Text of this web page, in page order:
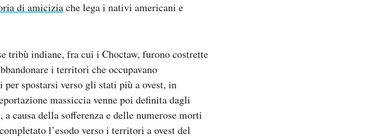
di amiciziache lega i nativi americani e
tribù indiane, fra cui i Choctaw, furono costrette
i territori che occupavano
spostarsi verso gli stati più a ovest, in
massiccia venne poi definita dagli
causa della sofferenza e delle numerose morti
l’esodo verso i territori a ovest del